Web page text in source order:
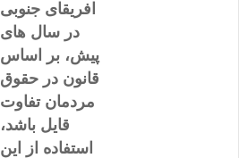
افریقای جنوبی
در سال های
پیش، بر اساس
قانون در حقوق
مردمان تفاوت
قایل باشد،
استفاده از این